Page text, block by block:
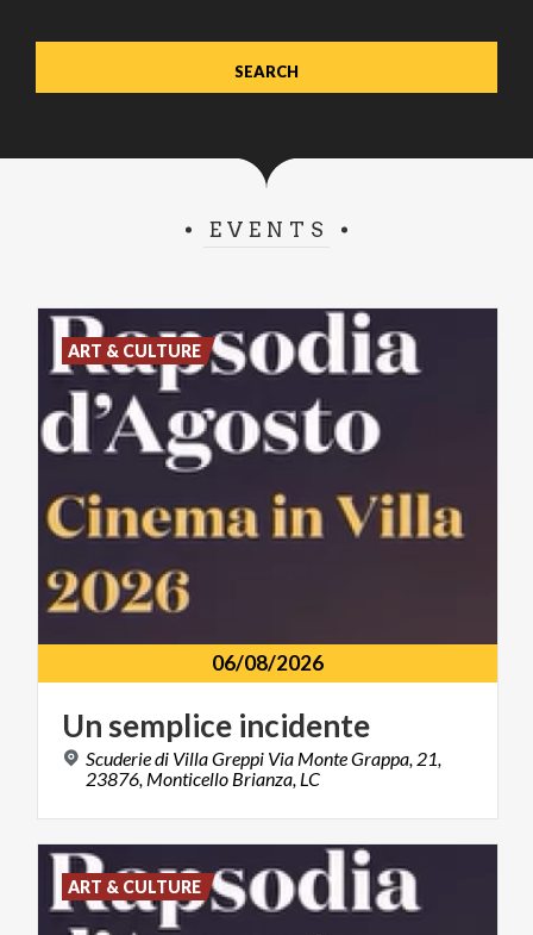
EVENTS
06/08/2026
Un semplice incidente
Scuderie di Villa Greppi Via Monte Grappa, 21,
23876, Monticello Brianza, LC
ART & CULTURE
ART & CULTURE